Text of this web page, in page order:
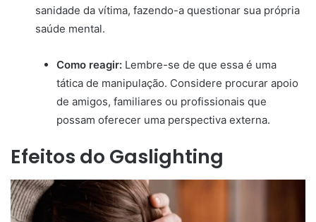
sanidade da vítima, fazendo-a questionar sua própria
saúde mental.
Como reagir: Lembre-se de que essa é uma
tática de manipulação. Considere procurar apoio
de amigos, familiares ou profissionais que
possam oferecer uma perspectiva externa.
Efeitos do Gaslighting